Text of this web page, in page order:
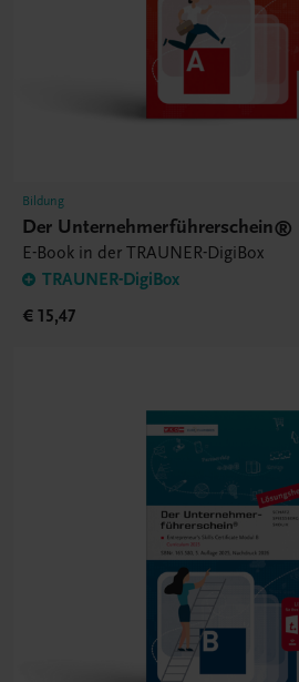
Bildung
Der Unternehmerführerschein®
E-Book in der TRAUNER-DigiBox
TRAUNER-DigiBox
€ 15,47